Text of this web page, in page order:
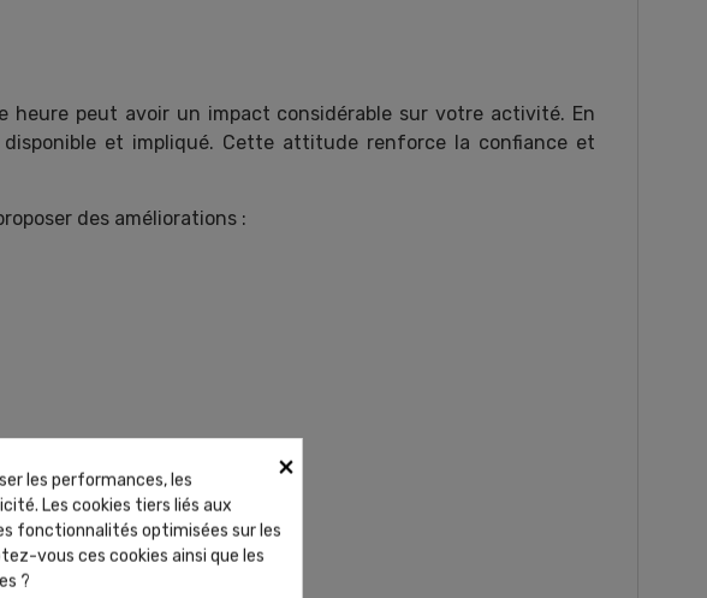
heure peut avoir un impact considérable sur votre activité. En
et impliqué. Cette attitude renforce la confiance et
des améliorations :
×
les performances, les
Les cookies tiers liés aux
fonctionnalités optimisées sur les
vous ces cookies ainsi que les
?